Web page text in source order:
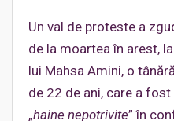
Un val de proteste a
de la moartea în arest,
lui Mahsa Amini, o
de 22 de ani, care a
„haine nepotrivite” în